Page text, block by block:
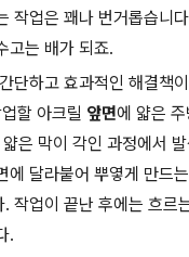
작업은 꽤나 번거롭습니
고는 배가 되죠.
단하고 효과적인 해결책
할 아크릴 앞면에 얇은 주
은 막이 각인 과정에서
에 달라붙어 뿌옇게 만드
작업이 끝난 후에는 흐르
.